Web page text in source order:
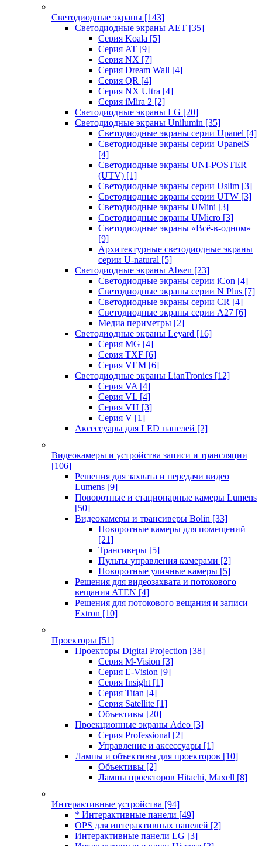
Светодиодные экраны [143]
Светодиодные экраны AET [35]
Cерия Koala [5]
Серия AT [9]
Серия NX [7]
Серия Dream Wall [4]
Серия QR [4]
Серия NX Ultra [4]
Серия iMira 2 [2]
Светодиодные экраны LG [20]
Светодиодные экраны Unilumin [35]
Светодиодные экраны серии Upanel [4]
Светодиодные экраны серии UpanelS
[4]
Светодиодные экраны UNI-POSTER
(UTV) [1]
Светодиодные экраны серии Uslim [3]
Светодиодные экраны серии UTW [3]
Светодиодные экраны UMini [3]
Светодиодные экраны UMicro [3]
Светодиодные экраны «Всё-в-одном»
[9]
Архитектурные светодиодные экраны
серии U-natural [5]
Светодиодные экраны Absen [23]
Светодиодные экраны серии iCon [4]
Светодиодные экраны серии N Plus [7]
Светодиодные экраны серии CR [4]
Светодиодные экраны серии А27 [6]
Медиа периметры [2]
Светодиодные экраны Leyard [16]
Серия MG [4]
Серия TXF [6]
Серия VEM [6]
Светодиодные экраны LianTronics [12]
Серия VA [4]
Серия VL [4]
Серия VH [3]
Серия V [1]
Аксессуары для LED панелей [2]
Видеокамеры и устройства записи и трансляции
[106]
Решения для захвата и передачи видео
Lumens [9]
Поворотные и стационарные камеры Lumens
[50]
Видеокамеры и трансиверы Bolin [33]
Поворотные камеры для помещений
[21]
Трансиверы [5]
Пульты управления камерами [2]
Поворотные уличные камеры [5]
Решения для видеозахвата и потокового
вещания ATEN [4]
Решения для потокового вещания и записи
Extron [10]
Проекторы [51]
Проекторы Digital Projection [38]
Серия M-Vision [3]
Серия E-Vision [9]
Серия Insight [1]
Серия Titan [4]
Серия Satellite [1]
Объективы [20]
Проекционные экраны Adeo [3]
Серия Professional [2]
Управление и аксессуары [1]
Лампы и объективы для проекторов [10]
Объективы [2]
Лампы проекторов Hitachi, Maxell [8]
Интерактивные устройства [94]
* Интерактивные панели [49]
OPS для интерактивных панелей [2]
Интерактивные панели LG [3]